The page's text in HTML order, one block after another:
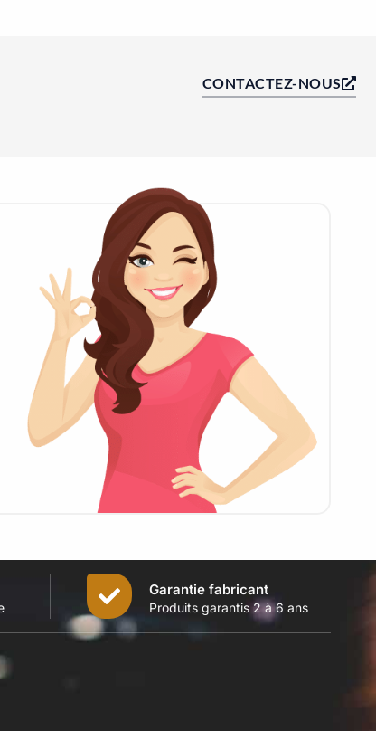
CONTACTEZ-NOUS
Garantie fabricant
Produits garantis 2 à 6 ans